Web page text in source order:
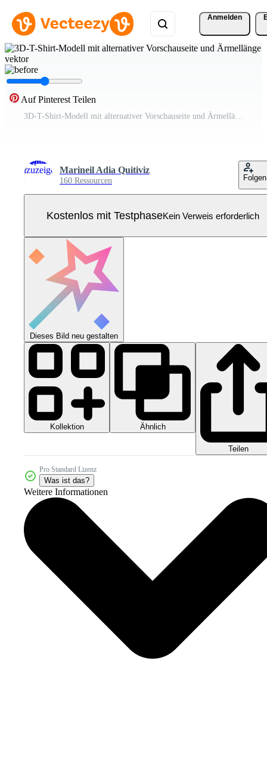
Anmelden
Auf Pinterest Teilen
3D-T-Shirt-Modell mit alternativer Vorschauseite und Ärmellänge Pro Vektor
Marineil Adia Quitiviz
160 Ressourcen Folgen
Kostenlos mit TestphaseKein Verweis erforderlich
Dieses Bild neu gestalten
Kollektion Ähnlich
Teilen
Pro Standard Lizenz
Was ist das?
Weitere Informationen